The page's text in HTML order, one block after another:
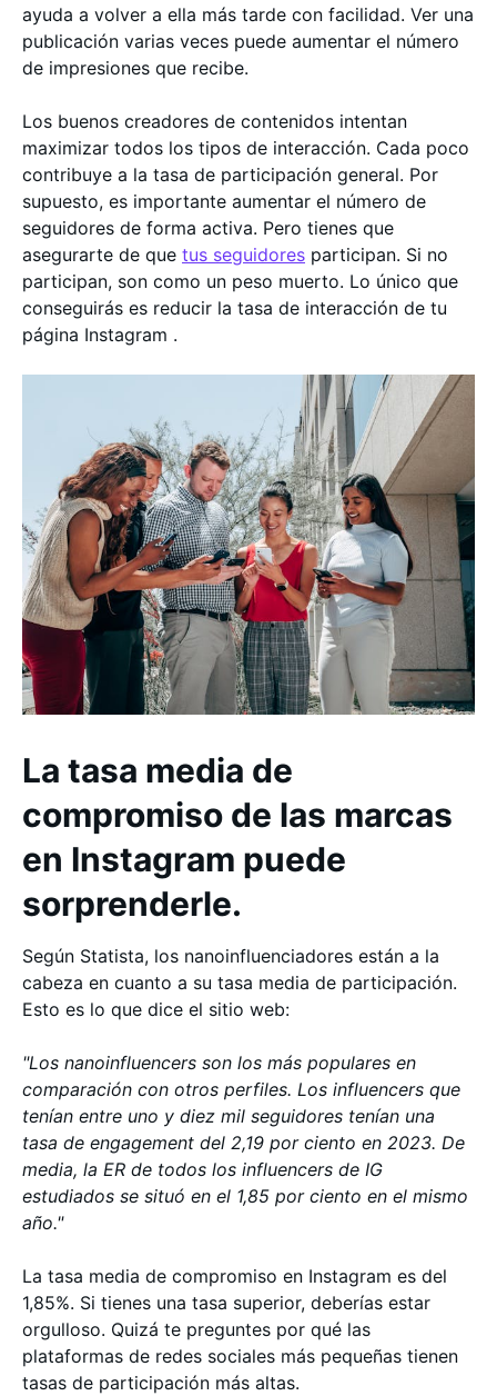
ayuda a volver a ella más tarde con facilidad. Ver una
publicación varias veces puede aumentar el número
de impresiones que recibe.
Los buenos creadores de contenidos intentan
maximizar todos los tipos de interacción. Cada poco
contribuye a la tasa de participación general. Por
supuesto, es importante aumentar el número de
seguidores de forma activa. Pero tienes que
asegurarte de que tus seguidores participan. Si no
participan, son como un peso muerto. Lo único que
conseguirás es reducir la tasa de interacción de tu
página Instagram .
La tasa media de
compromiso de las marcas
en Instagram puede
sorprenderle.
Según Statista, los nanoinfluenciadores están a la
cabeza en cuanto a su tasa media de participación.
Esto es lo que dice el sitio web:
"Los nanoinfluencers son los más populares en
comparación con otros perfiles. Los influencers que
tenían entre uno y diez mil seguidores tenían una
tasa de engagement del 2,19 por ciento en 2023. De
media, la ER de todos los influencers de IG
estudiados se situó en el 1,85 por ciento en el mismo
año."
La tasa media de compromiso en Instagram es del
1,85%. Si tienes una tasa superior, deberías estar
orgulloso. Quizá te preguntes por qué las
plataformas de redes sociales más pequeñas tienen
tasas de participación más altas.